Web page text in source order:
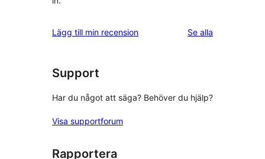
Lägg till min recension Se alla
Support
Har du något att säga? Behöver du hjälp?
Visa supportforum
Rapportera